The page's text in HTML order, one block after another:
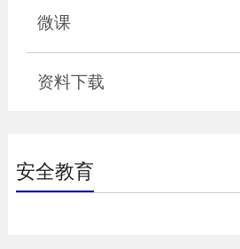
微课
资料下载
安全教育